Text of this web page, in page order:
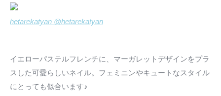
hetarekatyan @hetarekatyan
イエローパステルフレンチに、マーガレットデザインをプラ
スした可愛らしいネイル。フェミニンやキュートなスタイル
にとっても似合います♪